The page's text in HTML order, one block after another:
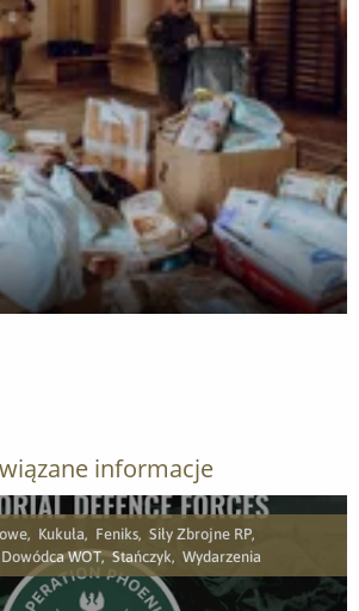
informacje
Kukuła, Feniks, Siły Zbrojne RP,
WOT, Stańczyk, Wydarzenia